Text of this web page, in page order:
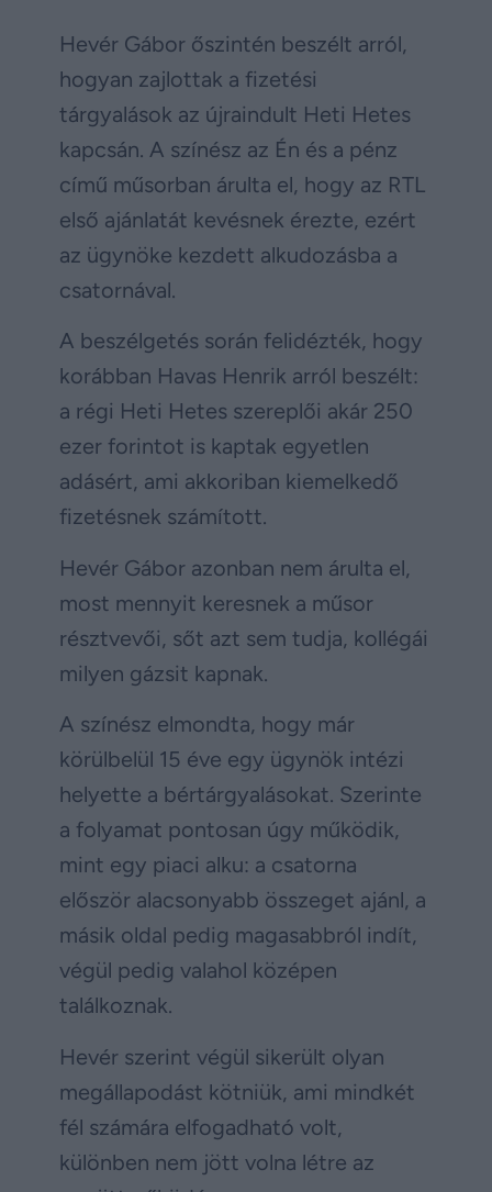
Hevér Gábor őszintén beszélt arról,
hogyan zajlottak a fizetési
tárgyalások az újraindult Heti Hetes
kapcsán. A színész az Én és a pénz
című műsorban árulta el, hogy az RTL
első ajánlatát kevésnek érezte, ezért
az ügynöke kezdett alkudozásba a
csatornával.
A beszélgetés során felidézték, hogy
korábban Havas Henrik arról beszélt:
a régi Heti Hetes szereplői akár 250
ezer forintot is kaptak egyetlen
adásért, ami akkoriban kiemelkedő
fizetésnek számított.
Hevér Gábor azonban nem árulta el,
most mennyit keresnek a műsor
résztvevői, sőt azt sem tudja, kollégái
milyen gázsit kapnak.
A színész elmondta, hogy már
körülbelül 15 éve egy ügynök intézi
helyette a bértárgyalásokat. Szerinte
a folyamat pontosan úgy működik,
mint egy piaci alku: a csatorna
először alacsonyabb összeget ajánl, a
másik oldal pedig magasabbról indít,
végül pedig valahol középen
találkoznak.
Hevér szerint végül sikerült olyan
megállapodást kötniük, ami mindkét
fél számára elfogadható volt,
különben nem jött volna létre az